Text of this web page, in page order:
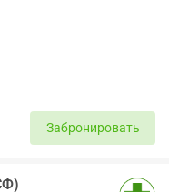
Забронировать